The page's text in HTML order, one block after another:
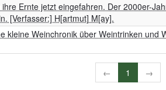
Ernte jetzt eingefahren. Der 2000er-
[Verfasser:] H[artmut] M[ay].
kleine Weinchronik über Weintrinken und
← 1 →